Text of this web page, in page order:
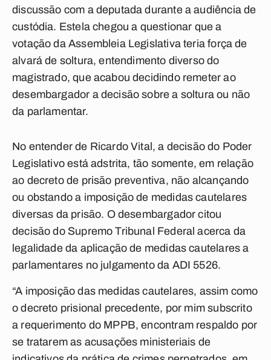
discussão com a deputada durante a audiência de
custódia. Estela chegou a questionar que a
votação da Assembleia Legislativa teria força de
alvará de soltura, entendimento diverso do
magistrado, que acabou decidindo remeter ao
desembargador a decisão sobre a soltura ou não
da parlamentar.
No entender de Ricardo Vital, a decisão do Poder
Legislativo está adstrita, tão somente, em relação
ao decreto de prisão preventiva, não alcançando
ou obstando a imposição de medidas cautelares
diversas da prisão. O desembargador citou
decisão do Supremo Tribunal Federal acerca da
legalidade da aplicação de medidas cautelares a
parlamentares no julgamento da ADI 5526.
“A imposição das medidas cautelares, assim como
o decreto prisional precedente, por mim subscrito
a requerimento do MPPB, encontram respaldo por
se tratarem as acusações ministeriais de